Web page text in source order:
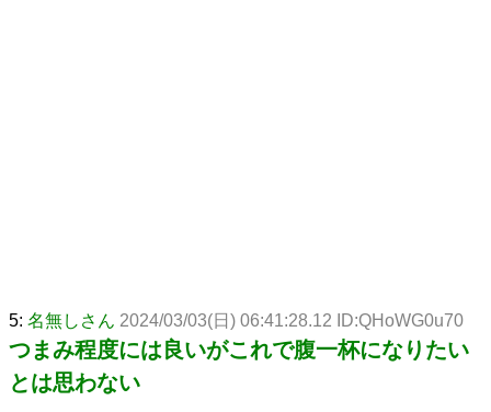
5: 名無しさん 2024/03/03(日) 06:41:28.12 ID:QHoWG0u70
つまみ程度には良いがこれで腹一杯になりたい
とは思わない